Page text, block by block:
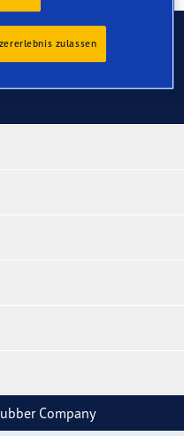
Company
zulassen